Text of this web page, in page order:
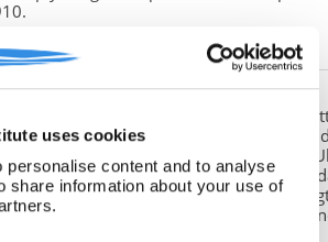
uses cookies
personalise content and to analyse
share information about your use of
se]
LITTMANN
indeholder en kopi af Friedrich
erindringer. Originalen befinder sig i
Franz Selingers privatarkiv i byen
Friedrich Littmann var en af de tyske
i vejrstationen "Holzauge" i Hansa
under Anden Verdenskrig.